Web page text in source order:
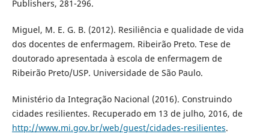
Publishers, 281-296.
Miguel, M. E. G. B. (2012). Resiliência e qualidade de vida
dos docentes de enfermagem. Ribeirão Preto. Tese de
doutorado apresentada à escola de enfermagem de
Ribeirão Preto/USP. Universidade de São Paulo.
Ministério da Integração Nacional (2016). Construindo
cidades resilientes. Recuperado em 13 de julho, 2016, de
http://www.mi.gov.br/web/guest/cidades-resilientes.